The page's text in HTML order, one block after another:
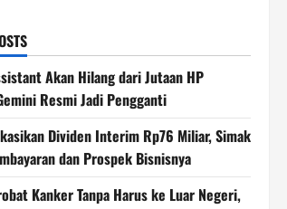
Akan Hilang dari Jutaan HP
Resmi Jadi Pengganti
Dividen Interim Rp76 Miliar, Simak
dan Prospek Bisnisnya
Kanker Tanpa Harus ke Luar Negeri,